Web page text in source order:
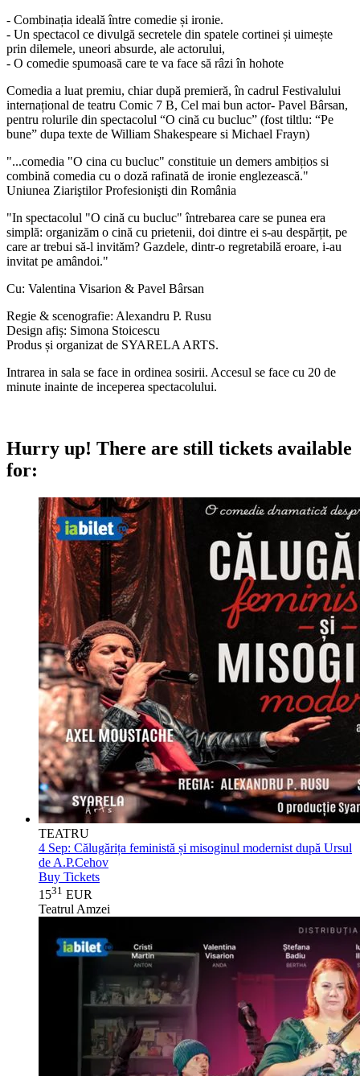
- Combinația ideală între comedie și ironie.
- Un spectacol ce divulgă secretele din spatele cortinei și uimește
prin dilemele, uneori absurde, ale actorului,
- O comedie spumoasă care te va face să râzi în hohote
Comedia a luat premiu, chiar după premieră, în cadrul Festivalului
internațional de teatru Comic 7 B, Cel mai bun actor- Pavel Bârsan,
pentru rolurile din spectacolul “O cină cu bucluc” (fost tiltlu: “Pe
bune” dupa texte de William Shakespeare si Michael Frayn)
"...comedia "O cina cu bucluc" constituie un demers ambițios si
combină comedia cu o doză rafinată de ironie englezească."
Uniunea Ziariştilor Profesionişti din România
"In spectacolul "O cină cu bucluc" întrebarea care se punea era
simplă: organizăm o cină cu prietenii, doi dintre ei s-au despărțit, pe
care ar trebui să-l invităm? Gazdele, dintr-o regretabilă eroare, i-au
invitat pe amândoi."
Cu: Valentina Visarion & Pavel Bârsan
Regie & scenografie: Alexandru P. Rusu
Design afiș: Simona Stoicescu
Produs și organizat de SYARELA ARTS.
Intrarea in sala se face in ordinea sosirii. Accesul se face cu 20 de
minute inainte de inceperea spectacolului.
Hurry up! There are still tickets available
for:
TEATRU
4 Sep: Călugărița feministă și misoginul modernist după Ursul
de A.P.Cehov
Buy Tickets
1531 EUR
Teatrul Amzei